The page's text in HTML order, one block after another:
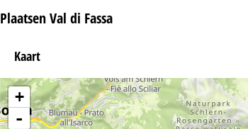
Plaatsen Val di Fassa
Kaart
+
-